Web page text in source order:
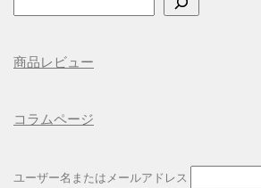
索
商品レビュー
コラムページ
ユーザー名またはメールアドレス